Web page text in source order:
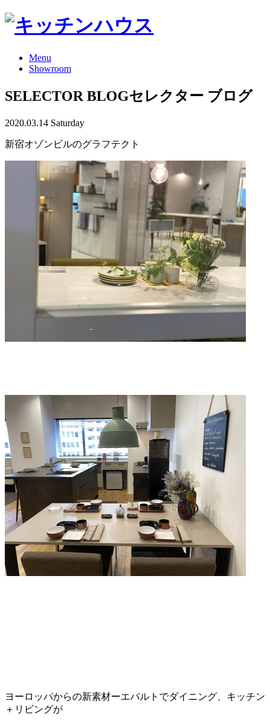
Menu
Showroom
SELECTOR BLOGセレクター ブログ
2020.03.14 Saturday
新宿オゾンビルのグラフテクト
ヨーロッパからの新素材ーエバルトでダイニング、キッチン
＋リビングが